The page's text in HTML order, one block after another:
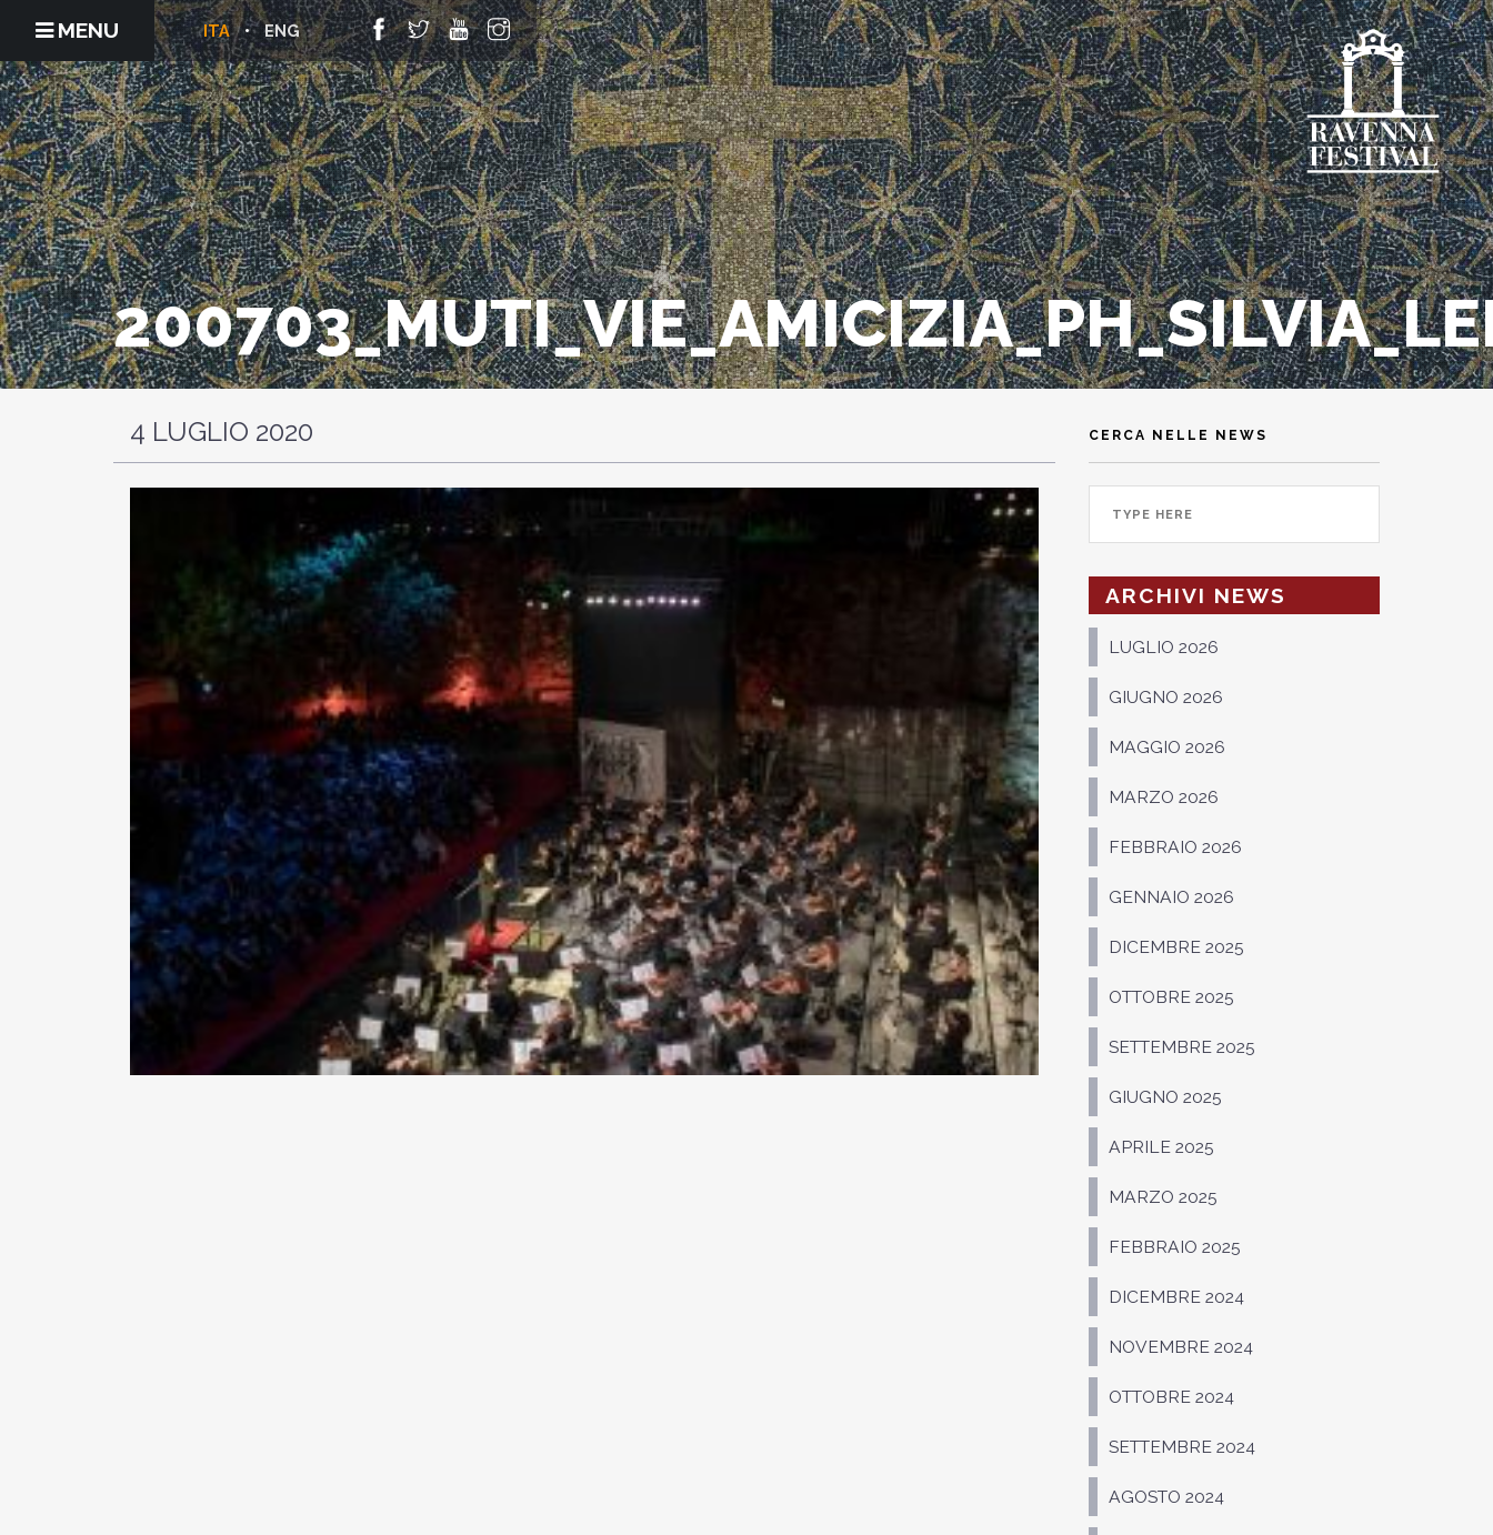
MENU ENG
ITA
4 LUGLIO 2020 CERCA NELLE NEWS
ARCHIVI NEWS
LUGLIO 2026
GIUGNO 2026
MAGGIO 2026
MARZO 2026
FEBBRAIO 2026
GENNAIO 2026
DICEMBRE 2025
OTTOBRE 2025
SETTEMBRE 2025
GIUGNO 2025
APRILE 2025
MARZO 2025
FEBBRAIO 2025
DICEMBRE 2024
NOVEMBRE 2024
OTTOBRE 2024
SETTEMBRE 2024
AGOSTO 2024